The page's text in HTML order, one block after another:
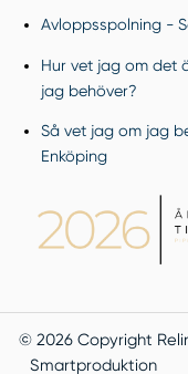
Avloppsspolning -
Hur vet jag om det
jag behöver?
Så vet jag om jag
Enköping
© 2026 Copyright
Smartproduktion